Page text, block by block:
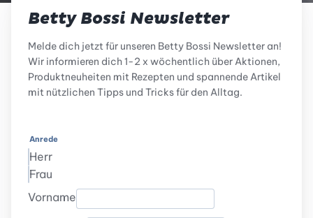
Betty Bossi Newsletter
Melde dich jetzt für unseren Betty Bossi Newsletter an!
Wir informieren dich 1-2 x wöchentlich über Aktionen,
Produktneuheiten mit Rezepten und spannende Artikel
mit nützlichen Tipps und Tricks für den Alltag.
Anrede
Herr
Frau
Vorname